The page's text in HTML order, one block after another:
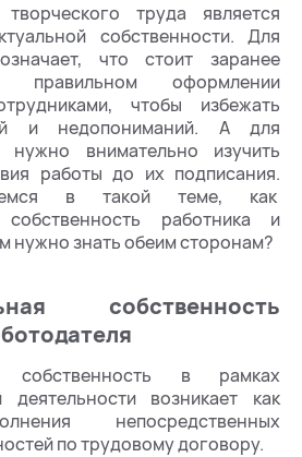
труда является
собственности. Для
что стоит заранее
правильном оформлении
чтобы избежать
и недопониманий. А для
внимательно изучить
работы до их подписания.
в такой теме, как
собственность работника и
нужно знать обеим сторонам?
собственность
собственность в рамках
деятельности возникает как
непосредственных
по трудовому договору.